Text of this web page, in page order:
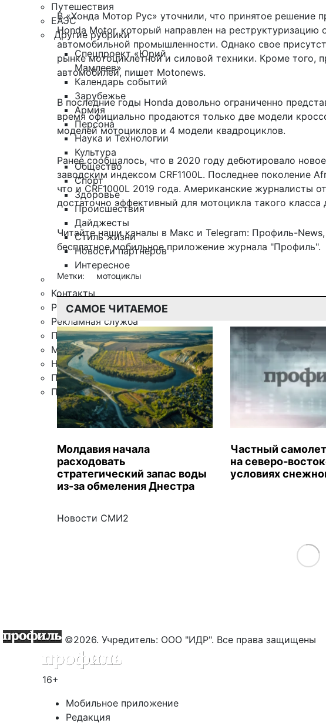
Путешествия
ЕАЭС
Другие рубрики
Спецпроект «Юрий
Мамлеев»
Календарь событий
Зарубежье
Армия
Персона
Наука и Технологии
Культура
Общество
Спорт
Здоровье
Происшествия
Дайджесты
Стиль жизни
Новости партнеров
Интересное
Контакты
Редакция
Рекламная служба
Поиск по сайту
Мобильное приложение
Награды
Правила цитирования
Подписка
В «Хонда Мотор Рус» уточнили, что принятое решение
Honda Motor, который направлен на
автомобильной промышленности. Однако свое
рынке мотоциклетной и силовой техники. Кроме того,
автомобилей, пишет Motonews.
В последние годы Honda довольно ограниченно
время официально продаются только две модели
моделей мотоциклов и 4 модели квадроциклов.
Ранее сообщалось, что в 2020 году дебютировало
заводским индексом CRF1100L. Последнее поколение
что и CRF1000L 2019 года. Американские журналисты
достаточно эффективный для мотоцикла такого класса
Читайте наши каналы в Макс и Telegram: Профиль-News,
бесплатное мобильноеприложение журнала "Профиль".
Метки: мотоциклы
САМОЕ ЧИТАЕМОЕ
Молдавия начала
расходовать
стратегический запас воды
из-за обмеления Днестра
Частный
на северо-
условиях
Новости СМИ2
Load
©2026. Учредитель: ООО "ИДР". Все права защищены
16+
Мобильное приложение
Редакция